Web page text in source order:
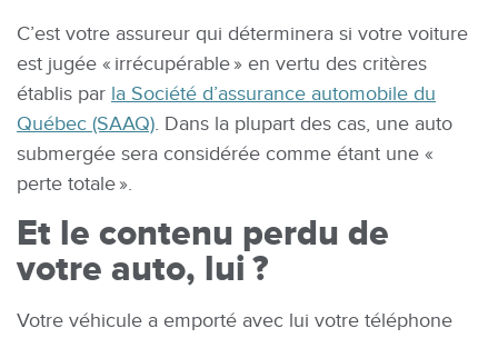
C’est votre assureur qui déterminera si votre voiture
est jugée « irrécupérable » en vertu des critères
établis par la Société d’assurance automobile du
Québec (SAAQ). Dans la plupart des cas, une auto
submergée sera considérée comme étant une «
perte totale ».
Et le contenu perdu de
votre auto, lui ?
Votre véhicule a emporté avec lui votre téléphone